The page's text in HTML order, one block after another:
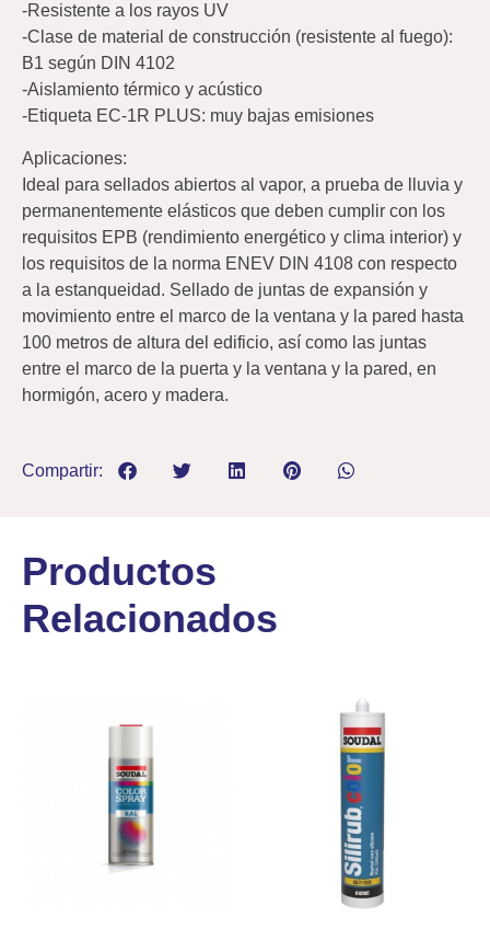
-Resistente a los rayos UV
-Clase de material de construcción (resistente al fuego):
B1 según DIN 4102
-Aislamiento térmico y acústico
-Etiqueta EC-1R PLUS: muy bajas emisiones
Aplicaciones:
Ideal para sellados abiertos al vapor, a prueba de lluvia y
permanentemente elásticos que deben cumplir con los
requisitos EPB (rendimiento energético y clima interior) y
los requisitos de la norma ENEV DIN 4108 con respecto
a la estanqueidad. Sellado de juntas de expansión y
movimiento entre el marco de la ventana y la pared hasta
100 metros de altura del edificio, así como las juntas
entre el marco de la puerta y la ventana y la pared, en
hormigón, acero y madera.
Compartir:
Productos
Relacionados